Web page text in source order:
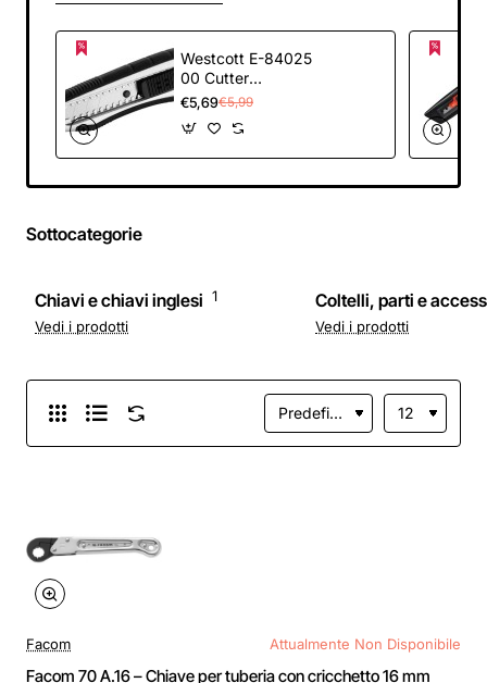
Westcott E-84025
00 Cutter
Alluminium Alloy,
corpo in plastica,
impugnatura
Softgrip, larghezza
€5,69€5,99
Sottocategorie
Chiavi e chiavi inglesi 1
Vedi i prodotti
Coltelli, parti e
Vedi i prodotti
Facom Attualmente Non Disponibile
Facom 70 A.16 – Chiave per tuberia con cricchetto 16 mm